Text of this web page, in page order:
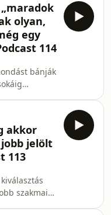
mennyire
jó vagy.
hogy a
emberek
|
olyan,
egy
114
bánják
helyen
elveszített
elveszített
csökken a
akkor
jelölt
113
szakmai